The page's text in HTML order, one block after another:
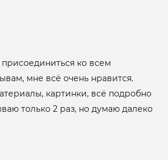
ко всем
мне всё очень нравится.
картинки, всё подробно
только 2 раз, но думаю далеко